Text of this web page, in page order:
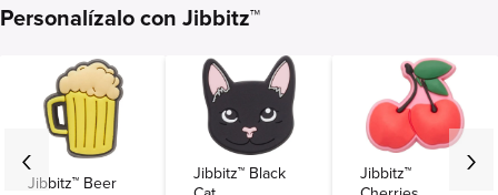
Personalízalo con Jibbitz™
Jibbitz™ Beer
Jibbitz™ Black
Jibbitz™